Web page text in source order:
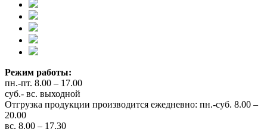
Режим работы:
пн.-пт. 8.00 – 17.00
суб.- вс. выходной
Отгрузка продукции производится ежедневно: пн.-суб. 8.00 –
20.00
вс. 8.00 – 17.30